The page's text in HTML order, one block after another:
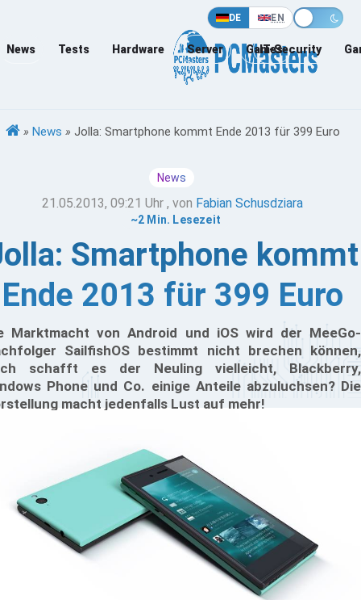
DE EN
News Tests Hardware Server Games
IT-Security
» News » Jolla: Smartphone kommt Ende 2013 für 399 Euro
News
21.05.2013, 09:21 Uhr , von Fabian Schusdziara
~2 Min. Lesezeit
Smartphone kommt
Ende 2013 für 399 Euro
Marktmacht von Android und iOS wird der MeeGo-
SailfishOS bestimmt nicht brechen können,
schafft es der Neuling vielleicht, Blackberry,
Phone und Co. einige Anteile abzuluchsen? Die
macht jedenfalls Lust auf mehr!